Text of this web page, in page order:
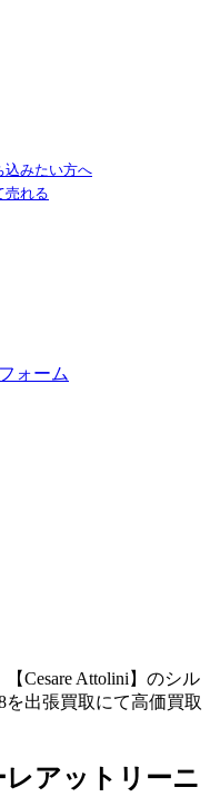
込みたい方へ
売れる
ォーム
Cesare Attolini】のシル
を出張買取にて高価買取
アットリーニ